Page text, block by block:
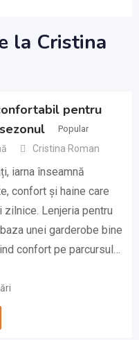
la Cristina
pentru
Popular
Cristina Roman
iarna înseamnă
confort și haine care
Lenjeria pentru
unei garderobe bine
confort pe parcursul…